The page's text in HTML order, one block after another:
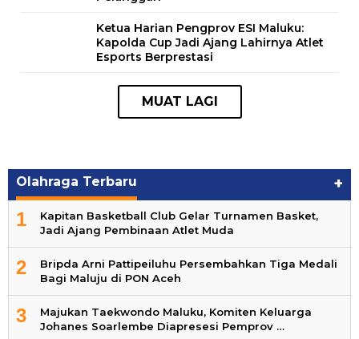
Ketua Harian Pengprov ESI Maluku:
Kapolda Cup Jadi Ajang Lahirnya Atlet
Esports Berprestasi
Olahraga Terbaru +
1
Kapitan Basketball Club Gelar Turnamen Basket,
Jadi Ajang Pembinaan Atlet Muda
2
Bripda Arni Pattipeiluhu Persembahkan Tiga Medali
Bagi Maluju di PON Aceh
3
Majukan Taekwondo Maluku, Komiten Keluarga
Johanes Soarlembe Diapresesi Pemprov …